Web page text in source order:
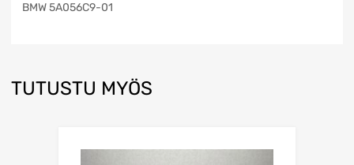
BMW 5A056C9-01
TUTUSTU MYÖS